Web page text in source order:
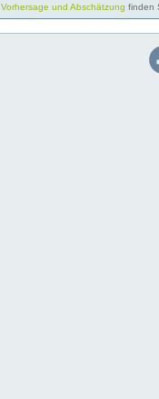
Vorhersage und Abschätzung finden